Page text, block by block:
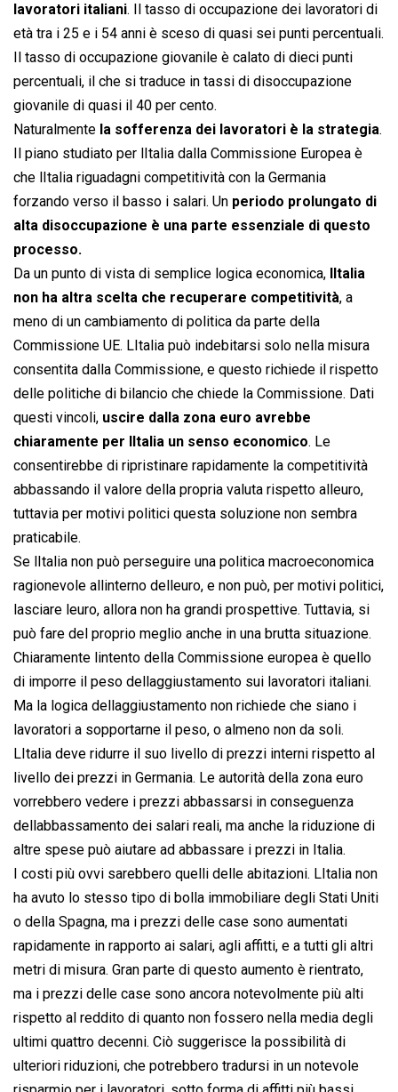
lavoratori italiani. Il tasso di occupazione dei lavoratori di
età tra i 25 e i 54 anni è sceso di quasi sei punti percentuali.
Il tasso di occupazione giovanile è calato di dieci punti
percentuali, il che si traduce in tassi di disoccupazione
giovanile di quasi il 40 per cento.
Naturalmente la sofferenza dei lavoratori è la strategia.
Il piano studiato per lItalia dalla Commissione Europea è
che lItalia riguadagni competitività con la Germania
forzando verso il basso i salari. Un periodo prolungato di
alta disoccupazione è una parte essenziale di questo
processo.
Da un punto di vista di semplice logica economica, lItalia
non ha altra scelta che recuperare competitività, a
meno di un cambiamento di politica da parte della
Commissione UE. LItalia può indebitarsi solo nella misura
consentita dalla Commissione, e questo richiede il rispetto
delle politiche di bilancio che chiede la Commissione. Dati
questi vincoli, uscire dalla zona euro avrebbe
chiaramente per lItalia un senso economico. Le
consentirebbe di ripristinare rapidamente la competitività
abbassando il valore della propria valuta rispetto alleuro,
tuttavia per motivi politici questa soluzione non sembra
praticabile.
Se lItalia non può perseguire una politica macroeconomica
ragionevole allinterno delleuro, e non può, per motivi politici,
lasciare leuro, allora non ha grandi prospettive. Tuttavia, si
può fare del proprio meglio anche in una brutta situazione.
Chiaramente lintento della Commissione europea è quello
di imporre il peso dellaggiustamento sui lavoratori italiani.
Ma la logica dellaggiustamento non richiede che siano i
lavoratori a sopportarne il peso, o almeno non da soli.
LItalia deve ridurre il suo livello di prezzi interni rispetto al
livello dei prezzi in Germania. Le autorità della zona euro
vorrebbero vedere i prezzi abbassarsi in conseguenza
dellabbassamento dei salari reali, ma anche la riduzione di
altre spese può aiutare ad abbassare i prezzi in Italia.
I costi più ovvi sarebbero quelli delle abitazioni. LItalia non
ha avuto lo stesso tipo di bolla immobiliare degli Stati Uniti
o della Spagna, ma i prezzi delle case sono aumentati
rapidamente in rapporto ai salari, agli affitti, e a tutti gli altri
metri di misura. Gran parte di questo aumento è rientrato,
ma i prezzi delle case sono ancora notevolmente più alti
rispetto al reddito di quanto non fossero nella media degli
ultimi quattro decenni. Ciò suggerisce la possibilità di
ulteriori riduzioni, che potrebbero tradursi in un notevole